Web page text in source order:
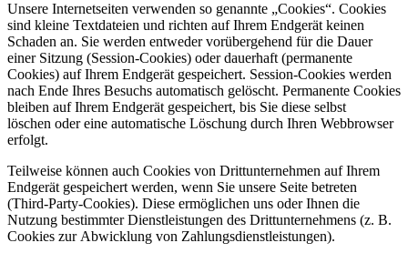
Unsere Internetseiten verwenden so genannte „Cookies“. Cookies
sind kleine Textdateien und richten auf Ihrem Endgerät keinen
Schaden an. Sie werden entweder vorübergehend für die Dauer
einer Sitzung (Session-Cookies) oder dauerhaft (permanente
Cookies) auf Ihrem Endgerät gespeichert. Session-Cookies werden
nach Ende Ihres Besuchs automatisch gelöscht. Permanente Cookies
bleiben auf Ihrem Endgerät gespeichert, bis Sie diese selbst
löschen oder eine automatische Löschung durch Ihren Webbrowser
erfolgt.
Teilweise können auch Cookies von Drittunternehmen auf Ihrem
Endgerät gespeichert werden, wenn Sie unsere Seite betreten
(Third-Party-Cookies). Diese ermöglichen uns oder Ihnen die
Nutzung bestimmter Dienstleistungen des Drittunternehmens (z. B.
Cookies zur Abwicklung von Zahlungsdienstleistungen).